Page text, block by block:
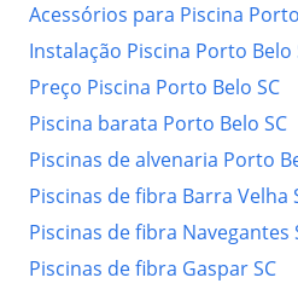
Acessórios para Piscina
Instalação Piscina Porto Belo
Preço Piscina Porto Belo SC
Piscina barata Porto Belo SC
Piscinas de alvenaria Porto
Piscinas de fibra Barra Velha
Piscinas de fibra Navegantes
Piscinas de fibra Gaspar SC